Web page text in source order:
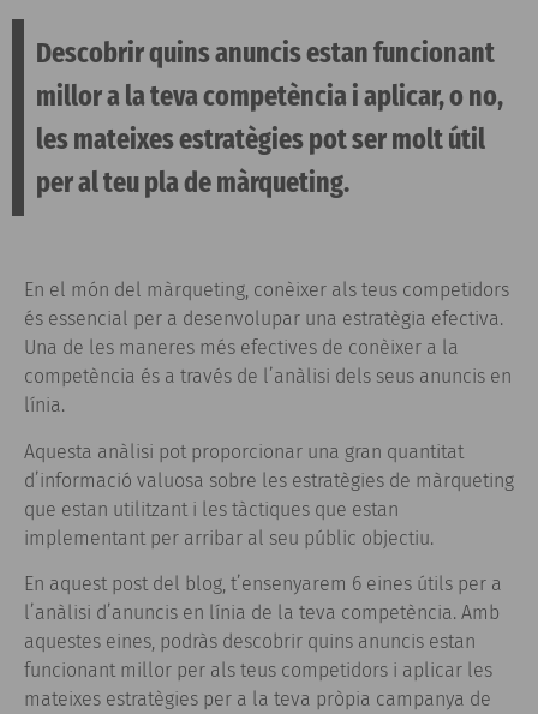
Descobrir quins anuncis estan funcionant
millor a la teva competència i aplicar, o no,
les mateixes estratègies pot ser molt útil
per al teu pla de màrqueting.
En el món del màrqueting, conèixer als teus competidors
és essencial per a desenvolupar una estratègia efectiva.
Una de les maneres més efectives de conèixer a la
competència és a través de l’anàlisi dels seus anuncis en
línia.
Aquesta anàlisi pot proporcionar una gran quantitat
d’informació valuosa sobre les estratègies de màrqueting
que estan utilitzant i les tàctiques que estan
implementant per arribar al seu públic objectiu.
En aquest post del blog, t’ensenyarem 6 eines útils per a
l’anàlisi d’anuncis en línia de la teva competència. Amb
aquestes eines, podràs descobrir quins anuncis estan
funcionant millor per als teus competidors i aplicar les
mateixes estratègies per a la teva pròpia campanya de